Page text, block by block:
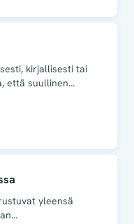
kirjallisesti tai
että suullinen
on kuitenkin
on
yleensä